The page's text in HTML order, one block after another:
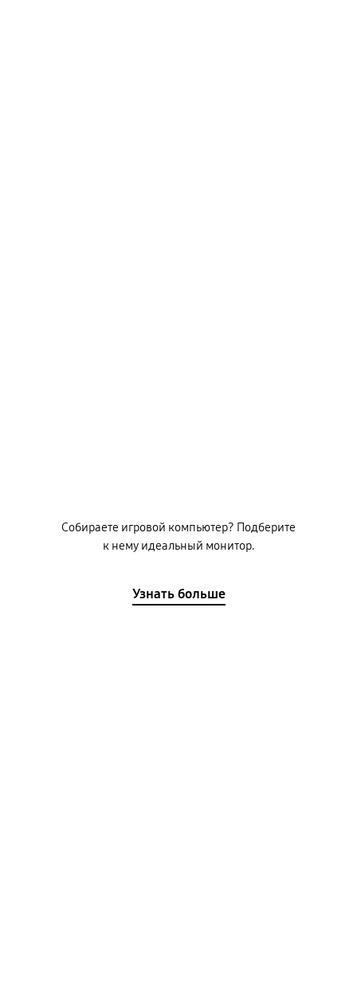
Собираете игровой компьютер? Подберите
к нему идеальный монитор.
Узнать больше